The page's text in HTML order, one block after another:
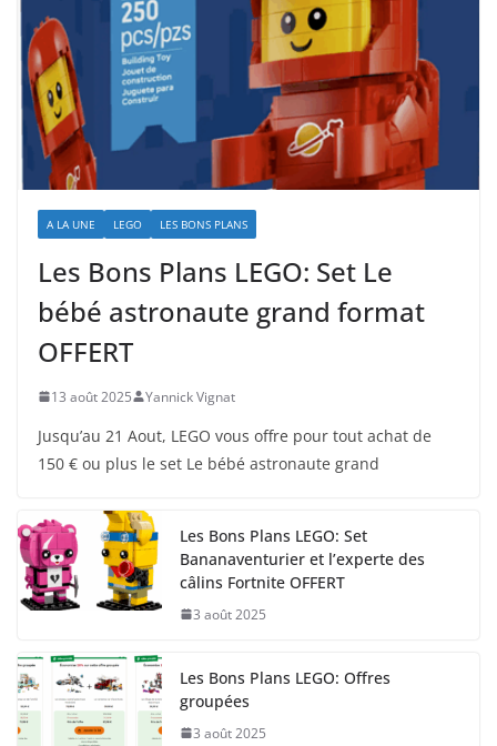
A LA UNE LEGO LES BONS PLANS
Les Bons Plans LEGO: Set Le
bébé astronaute grand format
OFFERT
13 août 2025 Yannick Vignat
Jusqu’au 21 Aout, LEGO vous offre pour tout achat de
150 € ou plus le set Le bébé astronaute grand
Les Bons Plans LEGO: Set
Bananaventurier et l’experte des
câlins Fortnite OFFERT
3 août 2025
Les Bons Plans LEGO: Offres
groupées
3 août 2025